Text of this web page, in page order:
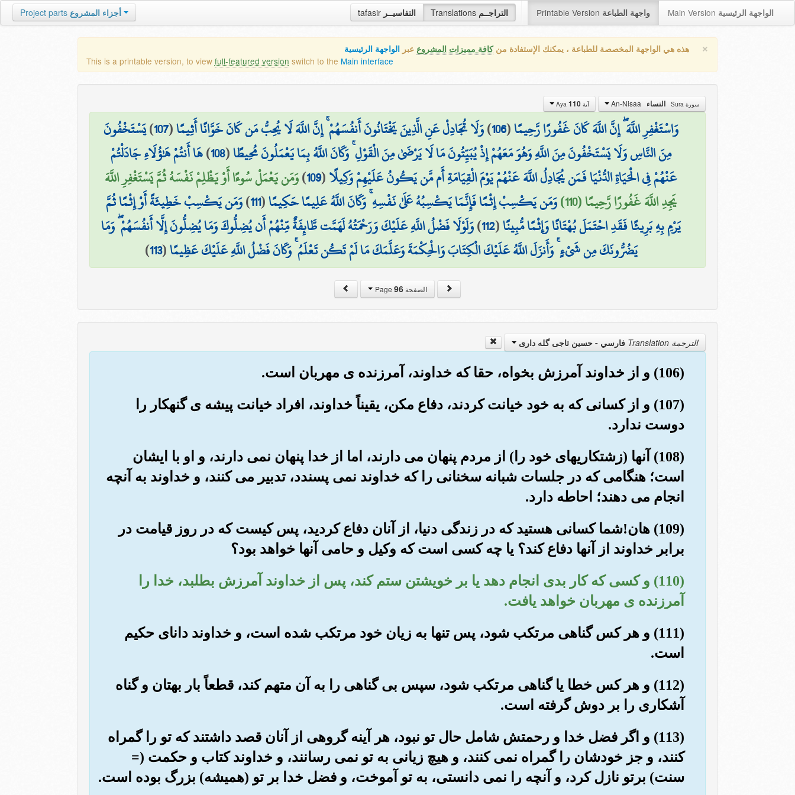
tafasir التفاسيــر Translations التراجــم Printable Version واجهة الطباعة Main Version الواجهة الرئيسية Project parts أجزاء المشروع
× هذه هي الواجهة المخصصة للطباعة ، يمكنك الإستفادة منكافة مميزات المشروع عبر الواجهة الرئيسية
This is a printable version, to view full-featured version switch to the Main interface
سورة Sura النساء آية Aya 110
وَاسْتَغْفِرِ اللَّهَ ۖ إِنَّ اللَّهَ كَانَ غَفُورًا رَّحِيمًا(
106
)وَلَا تُجَادِلْ عَنِ الَّذِينَ يَخْتَانُونَ أَنفُسَهُمْ ۚ إِنَّ اللَّهَ لَا يُحِبُّ مَن كَانَ خَوَّانًا أَثِيمًا(
107
)يَسْتَخْفُونَ
مِنَ النَّاسِ وَلَا يَسْتَخْفُونَ مِنَ اللَّهِ وَهُوَ مَعَهُمْ إِذْ يُبَيِّتُونَ مَا لَا يَرْضَىٰ مِنَ الْقَوْلِ ۚ وَكَانَ اللَّهُ بِمَا يَعْمَلُونَ مُحِيطًا(
108
)هَا أَنتُمْ هَٰؤُلَاءِ جَادَلْتُمْ
عَنْهُمْ فِي الْحَيَاةِ الدُّنْيَا فَمَن يُجَادِلُ اللَّهَ عَنْهُمْ يَوْمَ الْقِيَامَةِ أَم مَّن يَكُونُ عَلَيْهِمْ وَكِيلًا(
109
)وَمَن يَعْمَلْ سُوءًا أَوْ يَظْلِمْ نَفْسَهُ ثُمَّ يَسْتَغْفِرِ اللَّهَ
يَجِدِ اللَّهَ غَفُورًا رَّحِيمًا (110)
وَمَن يَكْسِبْ إِثْمًا فَإِنَّمَا يَكْسِبُهُ عَلَىٰ نَفْسِهِ ۚ وَكَانَ اللَّهُ عَلِيمًا حَكِيمًا(
111
)وَمَن يَكْسِبْ خَطِيئَةً أَوْ إِثْمًا ثُمَّ
يَرْمِ بِهِ بَرِيئًا فَقَدِ احْتَمَلَ بُهْتَانًا وَإِثْمًا مُّبِينًا(
112
)وَلَوْلَا فَضْلُ اللَّهِ عَلَيْكَ وَرَحْمَتُهُ لَهَمَّت طَّائِفَةٌ مِّنْهُمْ أَن يُضِلُّوكَ وَمَا يُضِلُّونَ إِلَّا أَنفُسَهُمْ ۖ وَمَا
يَضُرُّونَكَ مِن شَيْءٍ ۚ وَأَنزَلَ اللَّهُ عَلَيْكَ الْكِتَابَ وَالْحِكْمَةَ وَعَلَّمَكَ مَا لَمْ تَكُن تَعْلَمُ ۚ وَكَانَ فَضْلُ اللَّهِ عَلَيْكَ عَظِيمًا(
113
)
الصفحة Page96
الترجمة Translation فارسي - حسین تاجی گله داری
(106) و از خداوند آمرزش بخواه، حقا که خداوند، آمرزنده ی مهربان است.
(107) و از کسانی که به خود خیانت کردند، دفاع مکن، یقیناً خداوند، افراد خیانت پیشه ی گنهکار را
دوست ندارد.
(108) آنها (زشتکاریهای خود را) از مردم پنهان می دارند، اما از خدا پنهان نمی دارند، و او با ایشان
است؛ هنگامی که در جلسات شبانه سخنانی را که خداوند نمی پسندد، تدبیر می کنند، و خداوند به آنچه
انجام می دهند؛ احاطه دارد.
(109) هان!شما کسانی هستید که در زندگی دنیا، از آنان دفاع کردید، پس کیست که در روز قیامت در
برابر خداوند از آنها دفاع کند؟ یا چه کسی است که وکیل و حامی آنها خواهد بود؟
(110) و کسی که کار بدی انجام دهد یا بر خویشتن ستم کند، پس از خداوند آمرزش بطلبد، خدا را
آمرزنده ی مهربان خواهد یافت.
(111) و هر کس گناهی مرتکب شود، پس تنها به زیان خود مرتکب شده است، و خداوند دانای حکیم
است.
(112) و هر کس خطا یا گناهی مرتکب شود، سپس بی گناهی را به آن متهم کند، قطعاً بار بهتان و گناه
آشکاری را بر دوش گرفته است.
(113) و اگر فضل خدا و رحمتش شامل حال تو نبود، هر آینه گروهی از آنان قصد داشتند که تو را گمراه
کنند، و جز خودشان را گمراه نمی کنند، و هیچ زیانی به تو نمی رسانند، و خداوند کتاب و حکمت (=
سنت) برتو نازل کرد، و آنچه را نمی دانستی، به تو آموخت، و فضل خدا بر تو (همیشه) بزرگ بوده است.